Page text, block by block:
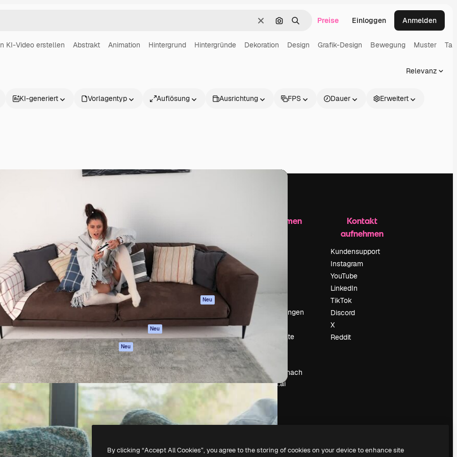
LöschenNach Bild suchen
SuchenPreise Einloggen Anmelden
KI-Video erstellen Abstrakt Animation Hintergrund Hintergründe Dekoration Design Grafik-Design Bewegung Muster
Relevanz
KI-generiert Vorlagentyp Auflösung Ausrichtung FPS Dauer Erweitert
um deine beste
Mehr als 1 Million
Kreativen, Unternehmen,
Produkte
Spaces
KI-Assistent
KI-Bildgenerator
KI-Videogenerator
KI-
Stimmengenerator
Stock-Inhalte
MCP für
Claude/ChatGPT
Neu
Agenten Neu
API
Mobile App
Alle Magnific-Tools
Dokumentation
Support
AGB
Datenschutzerklärung
Neu
Vertrauenszentrum
Partner
Unternehmen
Unternehmen
Karriere
Suchtrends
Blog
Veranstaltungen
Deine Inhalte
Pressesaal
Suchst du nach
magnific.ai
Kontakt
aufnehmen
Kundensupport
Instagram
YouTube
LinkedIn
TikTok
Discord
X
Reddit
2026 Freepik Company S.L.U.Alle Rechte vorbehalten.
By clicking “Accept All Cookies”, you agree to the storing of cookies on your device to enhance site